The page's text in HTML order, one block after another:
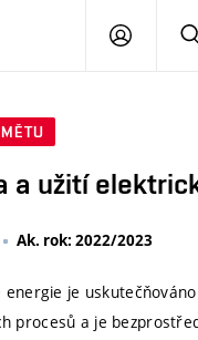
a užití
Ak. rok: 2022/2023
energie je
procesů a je